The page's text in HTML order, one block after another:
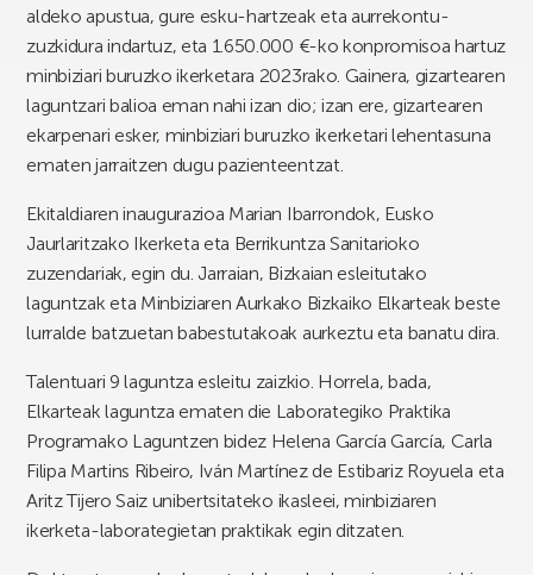
aldeko apustua, gure esku-hartzeak eta aurrekontu-
zuzkidura indartuz, eta 1.650.000 €-ko konpromisoa hartuz
minbiziari buruzko ikerketara 2023rako. Gainera, gizartearen
laguntzari balioa eman nahi izan dio; izan ere, gizartearen
ekarpenari esker, minbiziari buruzko ikerketari lehentasuna
ematen jarraitzen dugu pazienteentzat.
Ekitaldiaren inaugurazioa Marian Ibarrondok, Eusko
Jaurlaritzako Ikerketa eta Berrikuntza Sanitarioko
zuzendariak, egin du. Jarraian, Bizkaian esleitutako
laguntzak eta Minbiziaren Aurkako Bizkaiko Elkarteak beste
lurralde batzuetan babestutakoak aurkeztu eta banatu dira.
Talentuari 9 laguntza esleitu zaizkio. Horrela, bada,
Elkarteak laguntza ematen die Laborategiko Praktika
Programako Laguntzen bidez Helena García García, Carla
Filipa Martins Ribeiro, Iván Martínez de Estibariz Royuela eta
Aritz Tijero Saiz unibertsitateko ikasleei, minbiziaren
ikerketa-laborategietan praktikak egin ditzaten.